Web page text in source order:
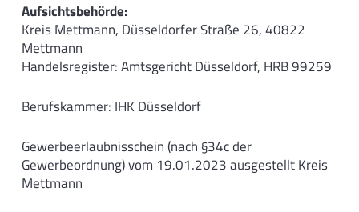
Aufsichtsbehörde:
Kreis Mettmann, Düsseldorfer Straße 26, 40822
Mettmann
Handelsregister: Amtsgericht Düsseldorf, HRB 99259
Berufskammer: IHK Düsseldorf
Gewerbeerlaubnisschein (nach §34c der
Gewerbeordnung) vom 19.01.2023 ausgestellt Kreis
Mettmann